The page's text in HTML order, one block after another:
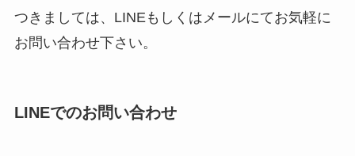
つきましては、LINEもしくはメールにてお気軽に
お問い合わせ下さい。
LINEでのお問い合わせ